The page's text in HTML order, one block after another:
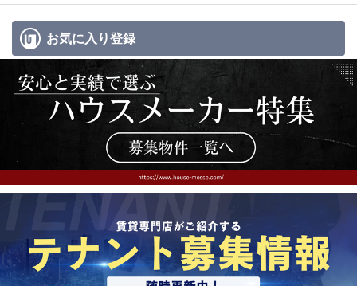
お気に入り登録